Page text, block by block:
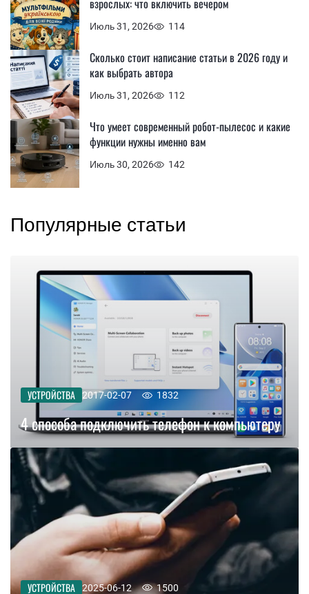
Июль 31, 2026 114
Июль 31, 2026 112
Сколько стоит написание статьи в 2026 году и
как выбрать автора
Июль 30, 2026 142
Что умеет современный робот-пылесос и какие
функции нужны именно вам
Популярные статьи
УСТРОЙСТВА 2017-02-07 1832
4 способа подключить телефон к компьютеру
УСТРОЙСТВА 2025-06-12 1500